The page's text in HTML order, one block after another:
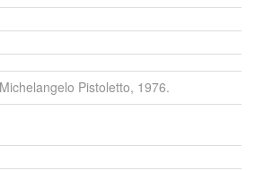
Michelangelo Pistoletto, 1976.